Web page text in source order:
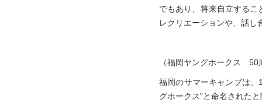
でもあり、将来自立する
レクリエーションや、話し
（福岡ヤングホークス 50
福岡のサマーキャンプは
グホークス”と命名された